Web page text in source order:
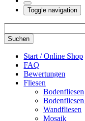
Toggle navigation
Start / Online Shop
FAQ
Bewertungen
Fliesen
Bodenfliesen
Wandfliesen
Mosaik